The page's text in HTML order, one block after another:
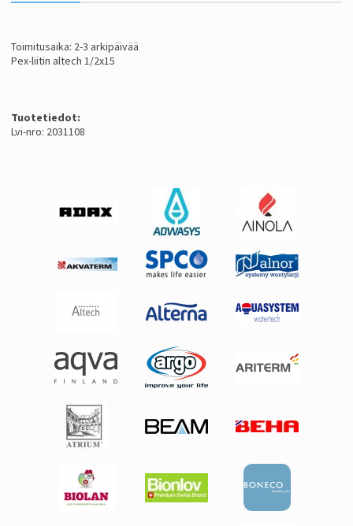
Toimitusaika: 2-3 arkipäivää
Pex-liitin altech 1/2x15
Tuotetiedot:
Lvi-nro: 2031108